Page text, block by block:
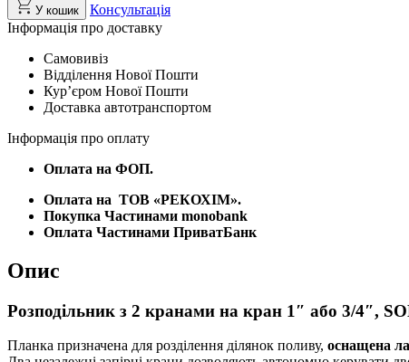
кранами
на
кран
1"
або
3/4",
SOLID,
WHITE
LINE,
на
WL-
3032K
кількість
У кошик
Консультація
Інформація про доставку
Самовивіз
Відділення Нової Пошти
Курʼєром Нової Пошти
Доставка автотранспортом
Інформація про оплату
Оплата на ФОП.
Оплата на ТОВ «РЕКОХІМ».
Покупка Частинами monobank
Оплата Частинами ПриватБанк
Опис
Розподільник з 2 кранами на кран 1″ або 3/4″,
Планка призначена для розділення ділянок поливу, оснащена